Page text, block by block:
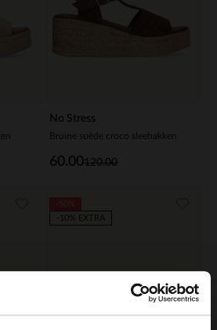
No Stress
Bruine suède croco sleehakken
120.00
60.00
-10% EXTRA